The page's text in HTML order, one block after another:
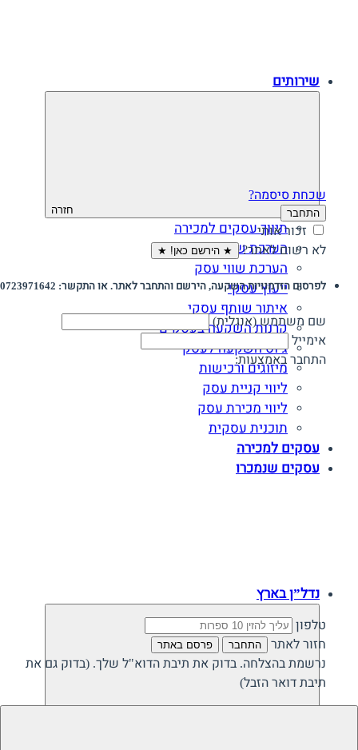
שכחת סיסמה?
התחבר
זכור אותי
לא רשום לאתר? ★ הירשם כאן! ★
לפרסום הזדמנויות השקעה, הירשם והתחבר לאתר. או התקשר: 0723971642
שם משתמש (אנגלית)
אימייל
התחבר באמצעות:
טלפון
חזור לאתר
התחבר פרסם באתר
נרשמת בהצלחה. בדוק את תיבת הדוא"ל שלך. (בדוק גם את
תיבת דואר הזבל)
שירותים
חזרה
תיווך עסקים למכירה
הערכת שווי חברה
הערכת שווי עסק
ייעוץ עסקי
איתור שותף עסקי
קרנות השקעה בעסקים
גיוס השקעה לעסק‎‎
מיזוגים ורכישות
ליווי קניית עסק
ליווי מכירת עסק
תוכנית עסקית
עסקים למכירה
עסקים שנמכרו
נדל”ן בארץ